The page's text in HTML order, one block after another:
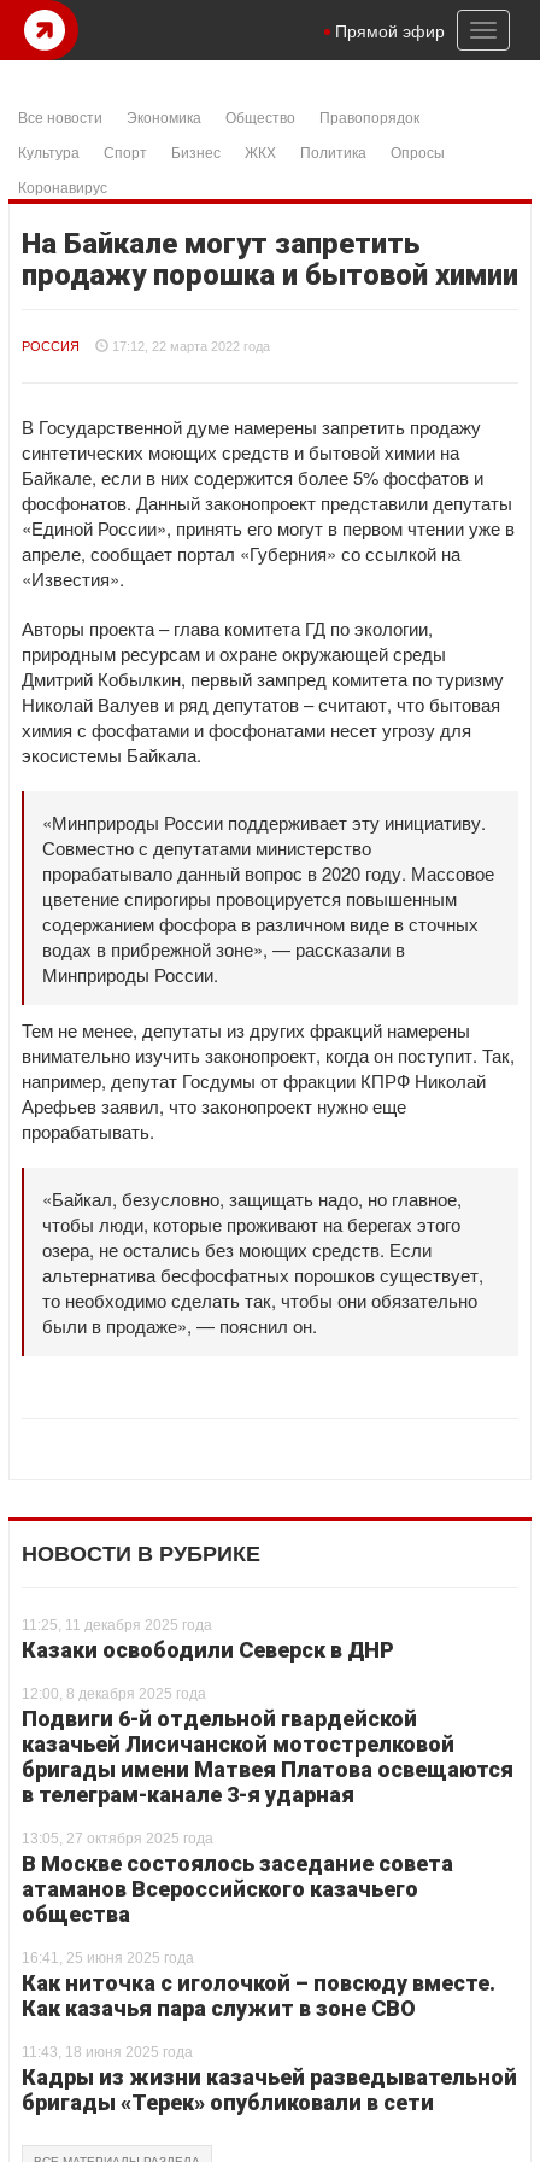
Toggle
Прямой эфир
Все новости Экономика Общество
Правопорядок
Культура
Спорт Бизнес ЖКХ Политика
Опросы
Коронавирус
На Байкале могут запретить
продажу порошка и бытовой химии
РОССИЯ 17:12, 22 марта 2022 года
В Государственной думе намерены запретить продажу
синтетических моющих средств и бытовой химии на
Байкале, если в них содержится более 5% фосфатов и
фосфонатов. Данный законопроект представили депутаты
«Единой России», принять его могут в первом чтении уже в
апреле, сообщает портал «Губерния» со ссылкой на
«Известия».
Авторы проекта – глава комитета ГД по экологии,
природным ресурсам и охране окружающей среды
Дмитрий Кобылкин, первый зампред комитета по туризму
Николай Валуев и ряд депутатов – считают, что бытовая
химия с фосфатами и фосфонатами несет угрозу для
экосистемы Байкала.
«Минприроды России поддерживает эту инициативу.
Совместно с депутатами министерство
прорабатывало данный вопрос в 2020 году. Массовое
цветение спирогиры провоцируется повышенным
содержанием фосфора в различном виде в сточных
водах в прибрежной зоне», — рассказали в
Минприроды России.
Тем не менее, депутаты из других фракций намерены
внимательно изучить законопроект, когда он поступит. Так,
например, депутат Госдумы от фракции КПРФ Николай
Арефьев заявил, что законопроект нужно еще
прорабатывать.
«Байкал, безусловно, защищать надо, но главное,
чтобы люди, которые проживают на берегах этого
озера, не остались без моющих средств. Если
альтернатива бесфосфатных порошков существует,
то необходимо сделать так, чтобы они обязательно
были в продаже», — пояснил он.
НОВОСТИ В РУБРИКЕ
11:25, 11 декабря 2025 года
Казаки освободили Северск в ДНР
12:00, 8 декабря 2025 года
Подвиги 6-й отдельной гвардейской
казачьей Лисичанской мотострелковой
бригады имени Матвея Платова освещаются
в телеграм-канале 3-я ударная
13:05, 27 октября 2025 года
В Москве состоялось заседание совета
атаманов Всероссийского казачьего
общества
16:41, 25 июня 2025 года
Как ниточка с иголочкой – повсюду вместе.
Как казачья пара служит в зоне СВО
11:43, 18 июня 2025 года
Кадры из жизни казачьей разведывательной
бригады «Терек» опубликовали в сети